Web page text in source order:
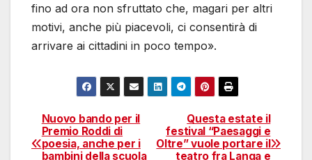
fino ad ora non sfruttato che, magari per altri
motivi, anche più piacevoli, ci consentirà di
arrivare ai cittadini in poco tempo».
Navigazione
articoli
Questa estate il
festival “Paesaggi e
Oltre” vuole portare il
teatro fra Langa e
Nuovo bando per il
Premio Roddi di
poesia, anche per i
bambini della scuola